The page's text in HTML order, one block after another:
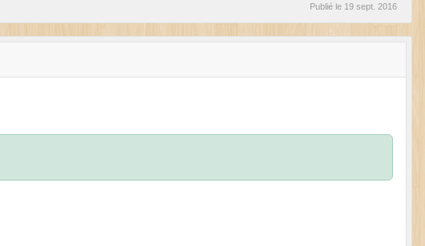
Publié le 19 sept. 2016